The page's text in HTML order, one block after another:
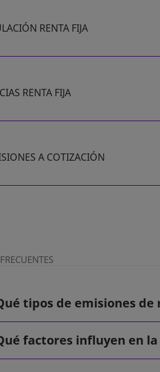
RENTA FIJA
RENTA FIJA
A COTIZACIÓN
EN UNA PESTAÑA NUEVA
tipos de emisiones de
factores influyen en